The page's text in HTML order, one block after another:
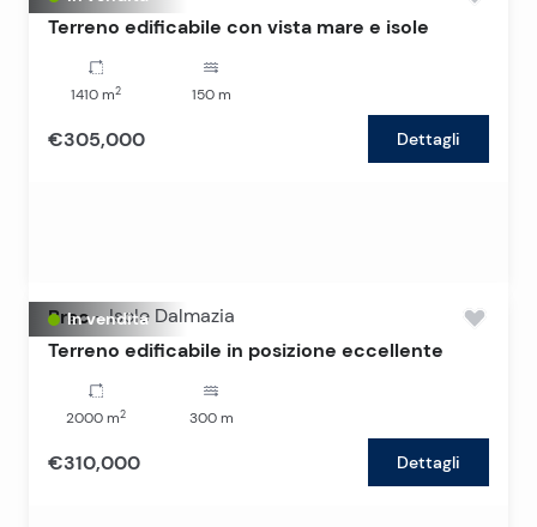
Terreno edificabile con vista mare e isole
1410 m2 150m
€305,000 Dettagli
In vendita
Brac - Isole Dalmazia
Terreno edificabile in posizione eccellente
2000 m2 300m
€310,000 Dettagli